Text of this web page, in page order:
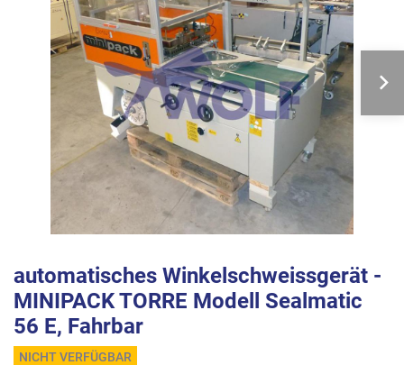
automatisches Winkelschweissgerät -
MINIPACK TORRE Modell Sealmatic
56 E, Fahrbar
NICHT VERFÜGBAR